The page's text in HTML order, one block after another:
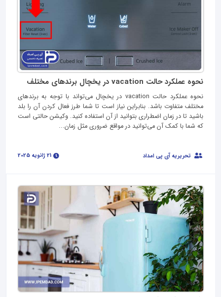
نحوه عملکرد حالت vacation در یخچال برندهای مختلف
نحوه عملکرد حالت vacation در یخچال می‌تواند با توجه به برندهای
مختلف متفاوت باشد. بنابراین نیاز است تا شما طرز فعال کردن آن را بلد
باشید تا در زمان اضطراری بتوانید از آن استفاده کنید. وکیشن حالتی است
که شما با کمک آن می‌توانید در مواقع ضروری مثل زمان...
تحریریه آی پی امداد